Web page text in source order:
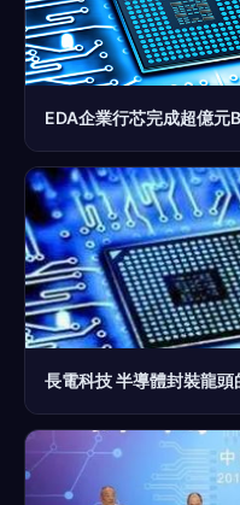
長電科技 半導體封裝龍